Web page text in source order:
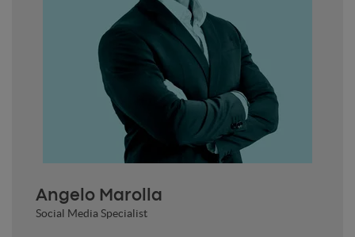
Angelo Marolla
Social Media Specialist